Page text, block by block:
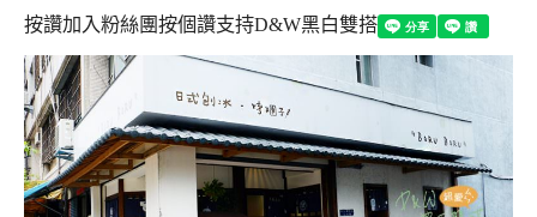
按讚加入粉絲團按個讚支持D&W黑白雙搭